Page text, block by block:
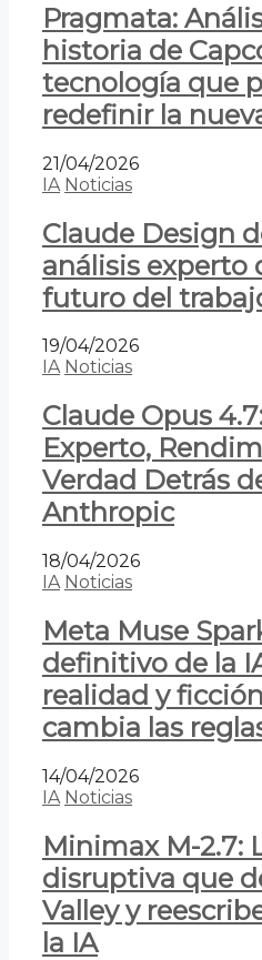
Pragmata:
historia de
tecnología que
redefinir la
21/04/2026
IA Noticias
Claude Design
análisis experto
futuro del
19/04/2026
IA Noticias
Claude Opus
Experto,
Verdad Detrás
Anthropic
18/04/2026
IA Noticias
Meta Muse
definitivo de la
realidad y
cambia las
14/04/2026
IA Noticias
Minimax M-2.7:
disruptiva que
Valley y
la IA